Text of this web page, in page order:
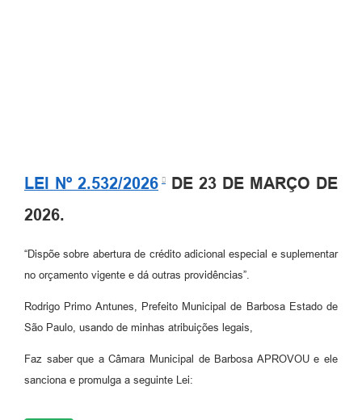
LEI Nº 2.532/2026
DE 23 DE MARÇO DE
2026.
“Dispõe sobre abertura de crédito adicional especial e suplementar
no orçamento vigente e dá outras providências”.
Rodrigo Primo Antunes, Prefeito Municipal de Barbosa Estado de
São Paulo, usando de minhas atribuições legais,
Faz saber que a Câmara Municipal de Barbosa APROVOU e ele
sanciona e promulga a seguinte Lei: